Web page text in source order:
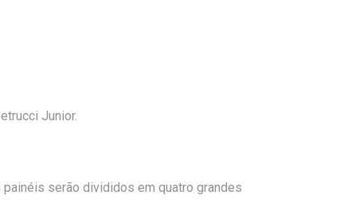
Junior.
serão divididos em quatro grandes